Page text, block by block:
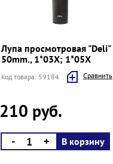
Лупа просмотровая "Deli"
50mm., 1*03Х; 1*05Х
Код товара: 59184 Cравнить
210 руб.
- + В корзину